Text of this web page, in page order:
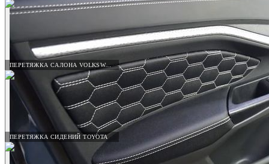
ПЕРЕТЯЖКА САЛОНА VOLKSWAGEN
ПЕРЕТЯЖКА СИДЕНИЙ TOYOTA